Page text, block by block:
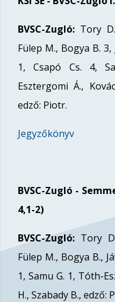
BVSC-Zugló: Tory
Fülep M., Bogya B.
1, Csapó Cs. 4,
Esztergomi Á.,
edző: Piotr.
Jegyzőkönyv
BVSC-Zugló -
4,1-2)
BVSC-Zugló: Tory
Fülep M., Bogya B.,
1, Samu G. 1, Tóth-
H., Szabady B., edző: